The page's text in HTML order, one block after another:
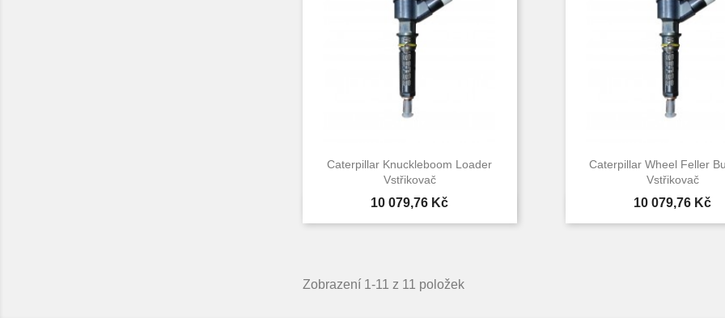
Caterpillar Knuckleboom Loader
Vstřikovač
Cena
10 079,76 Kč
 Rychlý náhled
Caterpillar Wheel Feller
Vstřikovač
Cena
10 079,76 Kč
 Rychlý náhled
Zobrazení 1-11 z 11 položek